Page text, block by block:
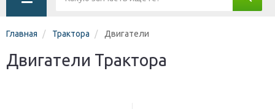
Главная Трактора Двигатели
Двигатели Трактора